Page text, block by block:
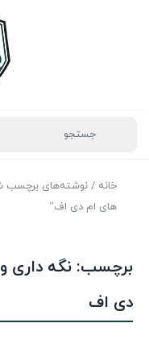
خانه / نوشته‌های برچسب
های ام دی اف”
برچسب: نگه داری
دی اف